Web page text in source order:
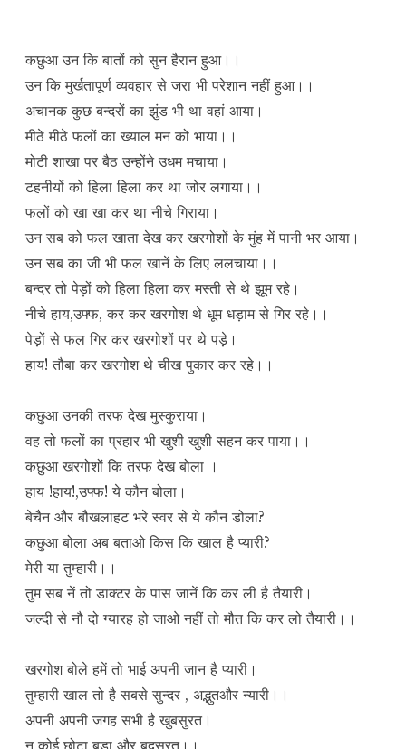
कछुआ उन कि बातों को सुन हैरान हुआ।।
उन कि मुर्खतापूर्ण व्यवहार से जरा भी परेशान नहीं हुआ।।
अचानक कुछ बन्दरों का झुंड भी था वहां आया।
मीठे मीठे फलों का ख्याल मन को भाया।।
मोटी शाखा पर बैठ उन्होंने उधम मचाया।
टहनीयों को हिला हिला कर था जोर लगाया।।
फलों को खा खा कर था नीचे गिराया।
उन सब को फल खाता देख कर खरगोशों के मुंह में पानी भर आया।
उन सब का जी भी फल खानें के लिए ललचाया।।
बन्दर तो पेड़ों को हिला हिला कर मस्ती से थे झूम रहे।
नीचे हाय,उफ्फ, कर कर खरगोश थे धूम धड़ाम से गिर रहे।।
पेड़ों से फल गिर कर खरगोशों पर थे पड़े।
हाय! तौबा कर खरगोश थे चीख पुकार कर रहे।।
कछुआ उनकी तरफ देख मुस्कुराया।
वह तो फलों का प्रहार भी खुशी खुशी सहन कर पाया।।
कछुआ खरगोशों कि तरफ देख बोला ।
हाय !हाय!,उफ्फ! ये कौन बोला।
बेचैन और बौखलाहट भरे स्वर से ये कौन डोला?
कछुआ बोला अब बताओ किस कि खाल है प्यारी?
मेरी या तुम्हारी।।
तुम सब नें तो डाक्टर के पास जानें कि कर ली है तैयारी।
जल्दी से नौ दो ग्यारह हो जाओ नहीं तो मौत कि कर लो तैयारी।।
खरगोश बोले हमें तो भाई अपनी जान है प्यारी।
तुम्हारी खाल तो है सबसे सुन्दर , अद्भुतऔर न्यारी।।
अपनी अपनी जगह सभी है खुबसुरत।